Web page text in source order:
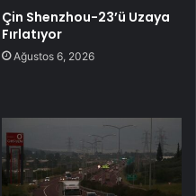
Çin Shenzhou-23’ü Uzaya
Fırlatıyor
Ağustos 6, 2026